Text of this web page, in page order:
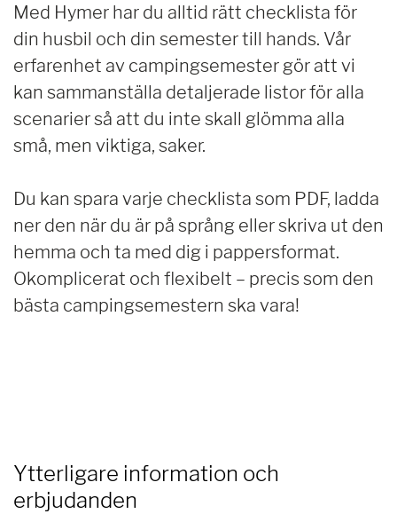
Med Hymer har du alltid rätt checklista för
din husbil och din semester till hands. Vår
erfarenhet av campingsemester gör att vi
kan sammanställa detaljerade listor för alla
scenarier så att du inte skall glömma alla
små, men viktiga, saker.
Du kan spara varje checklista som PDF, ladda
ner den när du är på språng eller skriva ut den
hemma och ta med dig i pappersformat.
Okomplicerat och flexibelt – precis som den
bästa campingsemestern ska vara!
Ytterligare information och
erbjudanden